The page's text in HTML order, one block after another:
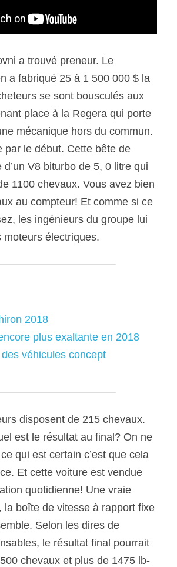
a trouvé preneur. Le
a fabriqué 25 à 1 500 000 $ la
se sont bousculés aux
place à la Regera qui porte
mécanique hors du commun.
par le début. Cette bête de
V8 biturbo de 5, 0 litre qui
1100 chevaux. Vous avez bien
au compteur! Et comme si ce
les ingénieurs du groupe lui
moteurs électriques.
2018
plus exaltante en 2018
véhicules concept
disposent de 215 chevaux.
est le résultat au final? On ne
qui est certain c’est que cela
Et cette voiture est vendue
quotidienne! Une vraie
la boîte de vitesse à rapport fixe
Selon les dires de
le résultat final pourrait
chevaux et plus de 1475 lb-